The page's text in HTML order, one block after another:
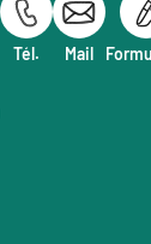
Tél. Mail